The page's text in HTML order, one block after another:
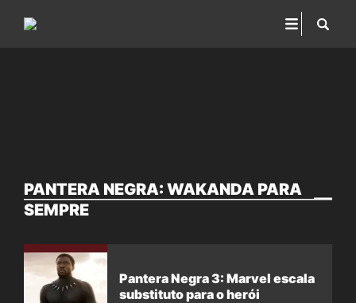
PANTERA NEGRA: WAKANDA PARA
SEMPRE
Pantera Negra 3: Marvel escala
substituto para o herói